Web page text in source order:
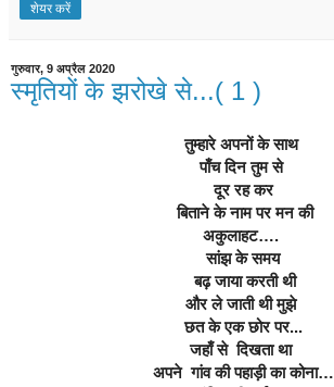
शेयर करें
गुरुवार, 9 अप्रैल 2020
स्मृतियों के झरोखे से...( 1 )
तुम्हारे अपनों के साथ
पाँच दिन तुम से
दूर रह कर
बिताने के नाम पर मन की
अकुलाहट….
सांझ के समय
बढ़ जाया करती थी
और ले जाती थी मुझे
छत के एक छोर पर...
जहाँ से  दिखता था
अपने  गांव की पहाड़ी का कोना…